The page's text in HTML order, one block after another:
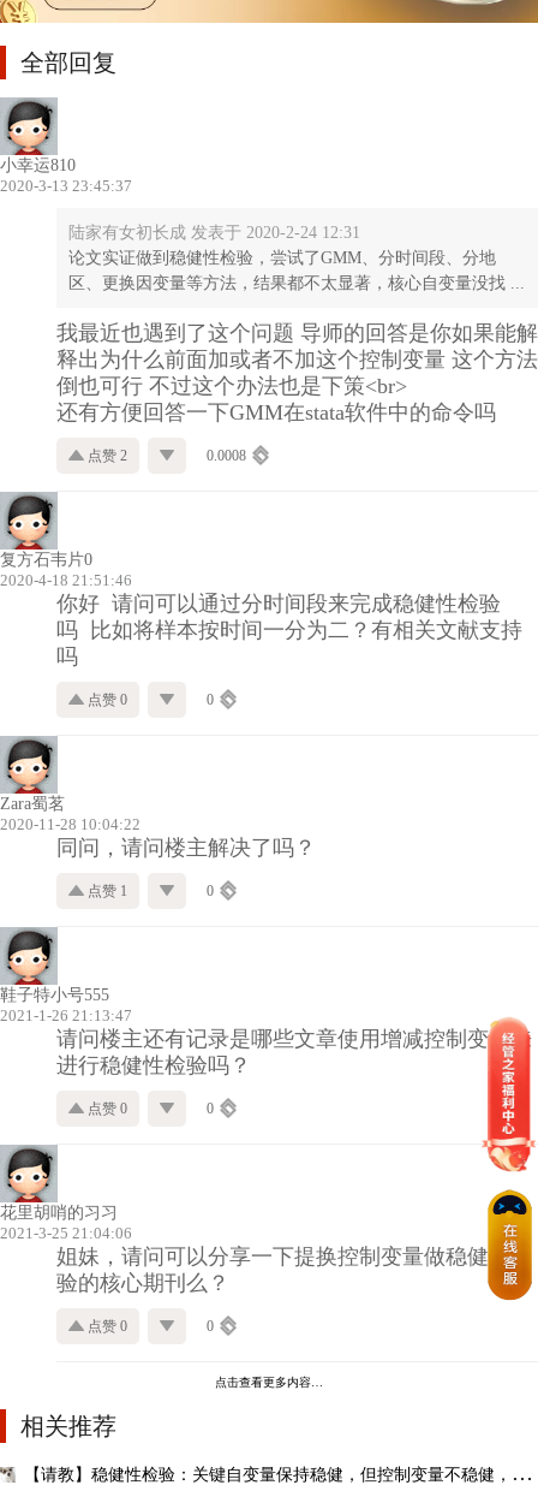
全部回复
小幸运810
2020-3-13 23:45:37
陆家有女初长成 发表于 2020-2-24 12:31
论文实证做到稳健性检验，尝试了GMM、分时间段、分地
区、更换因变量等方法，结果都不太显著，核心自变量没找 ...
我最近也遇到了这个问题 导师的回答是你如果能解
释出为什么前面加或者不加这个控制变量 这个方法
倒也可行 不过这个办法也是下策<br>
还有方便回答一下GMM在stata软件中的命令吗
点赞 2 0.0008
复方石韦片0
2020-4-18 21:51:46
你好 请问可以通过分时间段来完成稳健性检验
吗 比如将样本按时间一分为二？有相关文献支持
吗
点赞 0 0
Zara蜀茗
2020-11-28 10:04:22
同问，请问楼主解决了吗？
点赞 1 0
鞋子特小号555
2021-1-26 21:13:47
请问楼主还有记录是哪些文章使用增减控制变量来
进行稳健性检验吗？
点赞 0 0
花里胡哨的习习
2021-3-25 21:04:06
姐妹，请问可以分享一下提换控制变量做稳健性检
验的核心期刊么？
点赞 0 0
点击查看更多内容…
相关推荐
【请教】稳健性检验：关键自变量保持稳健，但控制变量不稳健，能